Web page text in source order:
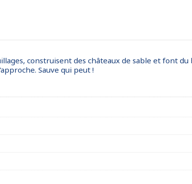
construisent des châteaux de sable et font du
Sauve qui peut !